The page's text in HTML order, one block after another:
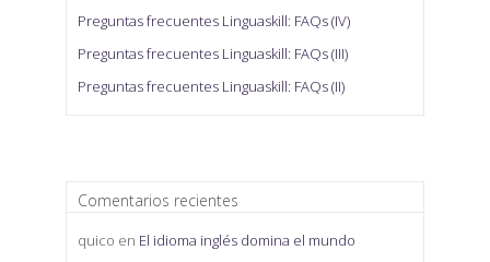
Preguntas frecuentes Linguaskill: FAQs (IV)
Preguntas frecuentes Linguaskill: FAQs (III)
Preguntas frecuentes Linguaskill: FAQs (II)
Comentarios recientes
quico en El idioma inglés domina el mundo